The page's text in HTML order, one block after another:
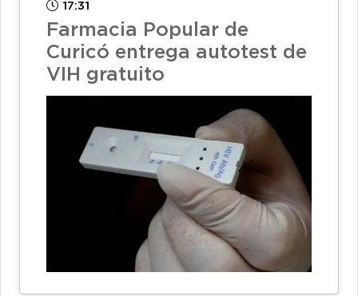
17:31
Farmacia Popular de
Curicó entrega autotest de
VIH gratuito